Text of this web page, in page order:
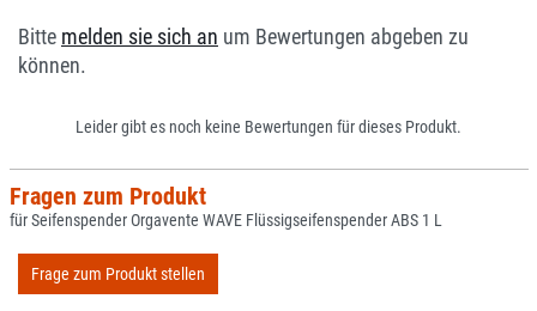
Bitte melden sie sich an um Bewertungen abgeben zu
können.
Leider gibt es noch keine Bewertungen für dieses Produkt.
Fragen zum Produkt
für Seifenspender Orgavente WAVE Flüssigseifenspender ABS 1 L
Frage zum Produkt stellen